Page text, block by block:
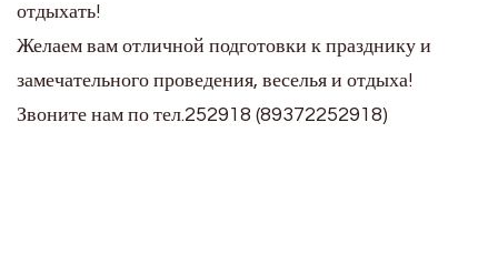
отдыхать!
Желаем вам отличной подготовки к празднику и
замечательного проведения, веселья и отдыха!
Звоните нам по тел.252918 (89372252918)